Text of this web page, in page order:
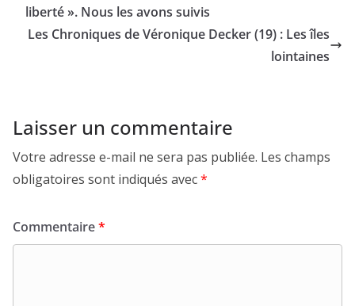
liberté ». Nous les avons suivis
Les Chroniques de Véronique Decker (19) : Les îles
lointaines
Laisser un commentaire
Votre adresse e-mail ne sera pas publiée. Les champs
obligatoires sont indiqués avec*
Commentaire*